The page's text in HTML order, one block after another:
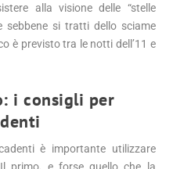
alla visione delle “stelle
sebbene si tratti dello sciame
è previsto tra le notti dell’11 e
i consigli per
è importante utilizzare